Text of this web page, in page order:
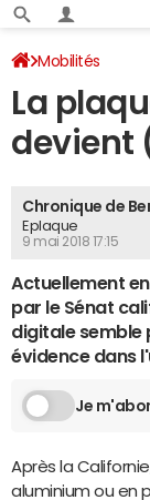
Mobilités
La
devient
Chronique de
Eplaque
9 mai 2018 17:15
Actuellement
par le Sénat
digitale semble
évidence dans
Je
Après la
aluminium ou en